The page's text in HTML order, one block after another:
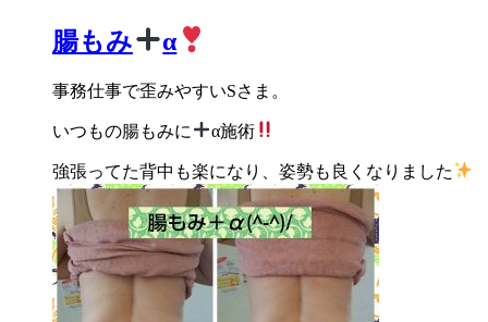
腸もみ α
事務仕事で歪みやすいSさま。
いつもの腸もみに α施術
強張ってた背中も楽になり、姿勢も良くなりました